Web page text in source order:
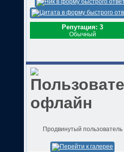
Репутация: 3
Обычный
Продвинутый пользователь